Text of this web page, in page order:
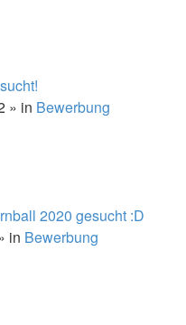
» in Bewerbung
2020 gesucht :D
in Bewerbung